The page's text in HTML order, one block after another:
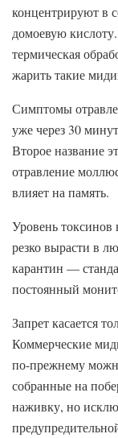
концентрируют в
домоевую
термическая
жарить такие
Симптомы
уже через 30
Второе название
отравление
влияет на память.
Уровень
резко вырасти в
карантин —
постоянный
Запрет касается
Коммерческие
по-прежнему
собранные на
наживку, но